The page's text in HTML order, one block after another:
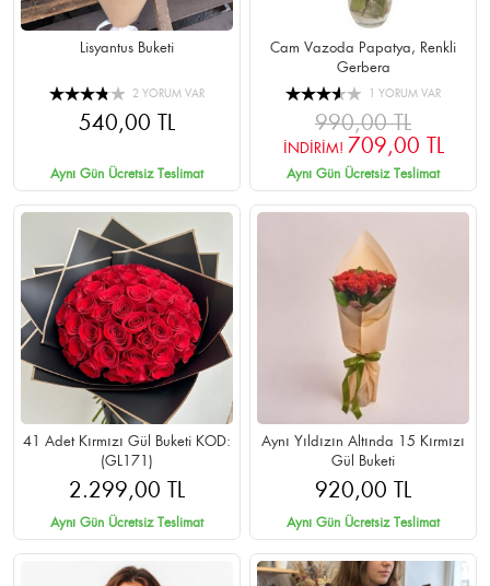
Lisyantus Buketi
2 YORUM VAR
540,00 TL
Aynı Gün Ücretsiz Teslimat
Cam Vazoda Papatya, Renkli
Gerbera
1 YORUM VAR
990,00 TL
İNDİRİM! 709,00 TL
Aynı Gün Ücretsiz Teslimat
41 Adet Kırmızı Gül Buketi KOD:
(GL171)
2.299,00 TL
Aynı Gün Ücretsiz Teslimat
Aynı Yıldızın Altında 15 Kırmızı
Gül Buketi
920,00 TL
Aynı Gün Ücretsiz Teslimat